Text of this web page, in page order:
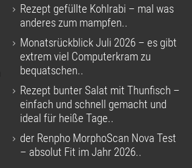
Rezept gefüllte Kohlrabi – mal was
anderes zum mampfen..
Monatsrückblick Juli 2026 – es gibt
extrem viel Computerkram zu
bequatschen..
Rezept bunter Salat mit Thunfisch –
einfach und schnell gemacht und
ideal für heiße Tage..
der Renpho MorphoScan Nova Test
– absolut Fit im Jahr 2026..